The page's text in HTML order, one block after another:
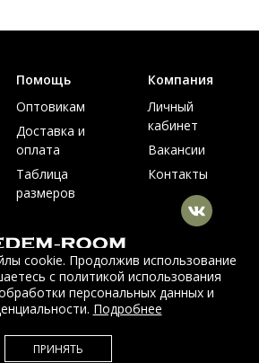
верхней одежды из меха и кожи
EDEM-ROOM 2011-2026
публичной офертой.
Помощь
Оптовикам
Доставка и
оплата
Таблица
размеров
Компания
Личный
кабинет
Вакансии
Контакты
cookie. Продолжив использование
с политикой использования
персональных данных и
Подробнее
ПРИНЯТЬ